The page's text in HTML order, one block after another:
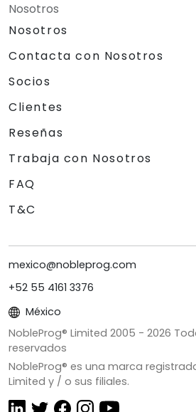
Nosotros
Nosotros
Contacta con Nosotros
Socios
Clientes
Reseñas
Trabaja con Nosotros
FAQ
T&C
mexico@nobleprog.com
+52 55 4161 3376
México
NobleProg® Limited 2005 - 2026
reservados
NobleProg® es una marca
Limited y / o sus filiales.